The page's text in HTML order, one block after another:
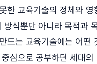
한 교육기술의 정체와 영
방식뿐만 아니라 목적과
드는 교육기술에는 어떤
심으로 공부하던 세대의